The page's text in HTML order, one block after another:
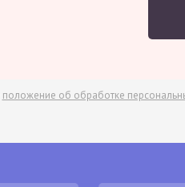
положение об обработке